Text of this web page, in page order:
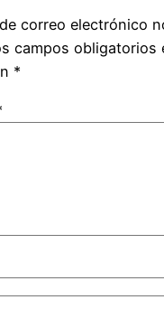
correo electrónico
campos obligatorios
*